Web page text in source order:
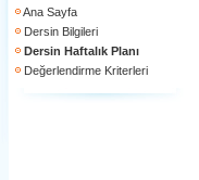
Ana Sayfa
Dersin Bilgileri
Dersin Haftalık Planı
Değerlendirme Kriterleri